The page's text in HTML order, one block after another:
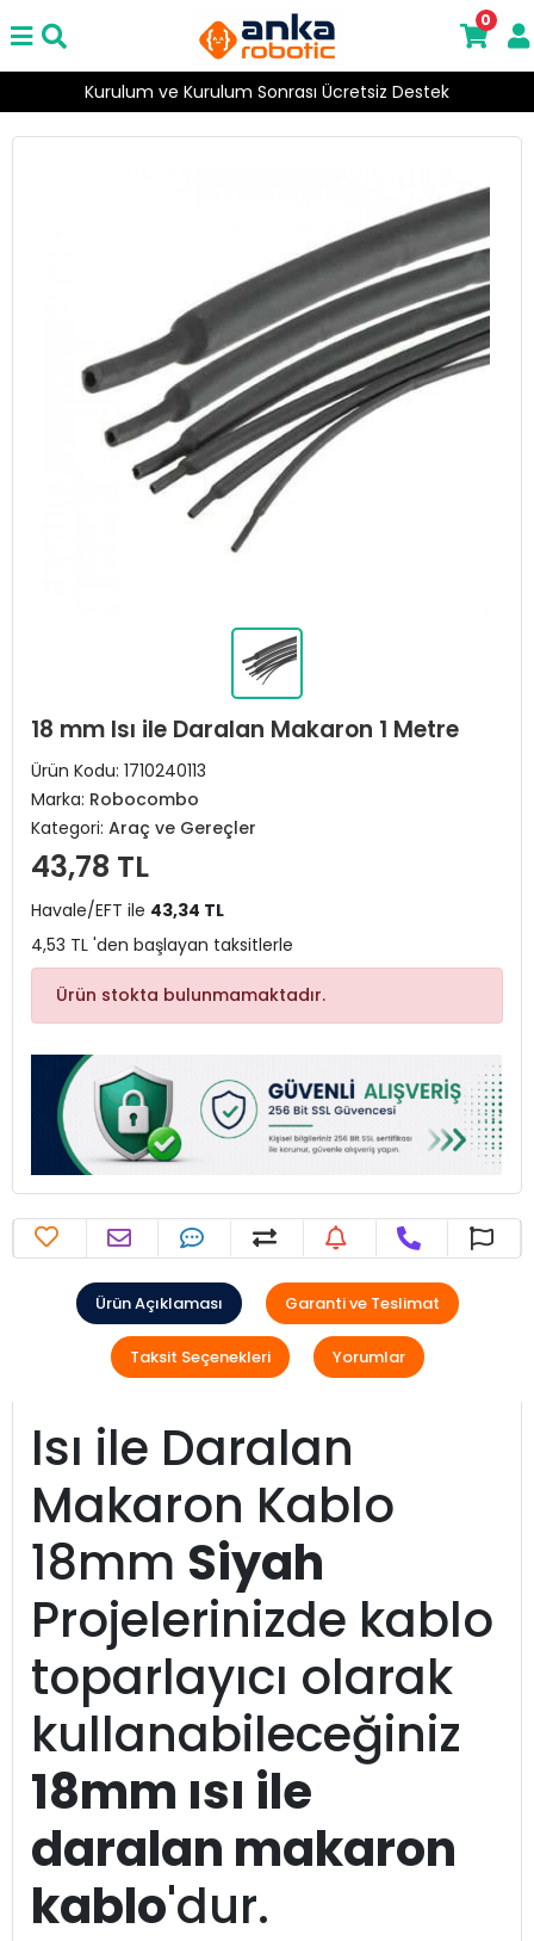
Kurulum ve Kurulum Sonrası Ücretsiz Destek
0
18 mm Isı ile Daralan Makaron 1 Metre
Ürün Kodu: 1710240113
Marka: Robocombo
Kategori: Araç ve Gereçler
43,78 TL
Havale/EFT ile 43,34 TL
4,53 TL 'den başlayan taksitlerle
Ürün stokta bulunmamaktadır.
Ürün Açıklaması Garanti ve Teslimat
Taksit Seçenekleri Yorumlar
Isı ile Daralan
Makaron Kablo
18mm Siyah
Projelerinizde kablo
toparlayıcı olarak
kullanabileceğiniz
18mm ısı ile
daralan makaron
kablo'dur.